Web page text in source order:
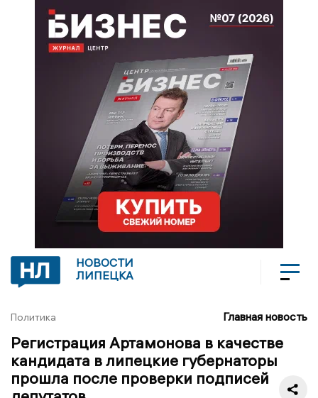
НОВОСТИ
ЛИПЕЦКА
Политика Главная новость
Регистрация Артамонова в качестве
кандидата в липецкие губернаторы
прошла после проверки подписей